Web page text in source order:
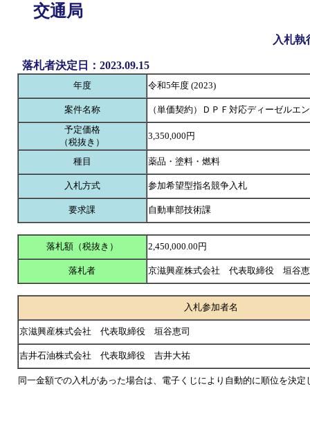
交通局
入札執
落札者決定日：2023.09.15
年度 令和5年度 (2023)
案件名称
（単価契約）ＤＰＦ対応ディーゼルエ
予定価格
（税抜き）
3,350,000円
種目 薬品・塗料・燃料
入札方式 参加希望型指名競争入札
要求課 自動車部技術課
落札額（税抜き） 2,450,000.00円
落札者 京滋興産株式会社 代表取締役 垣谷
入札参加者名
京滋興産株式会社 代表取締役 垣谷恵司
吉井石油株式会社 代表取締役 吉井大祐
同一金額での入札があった場合は、電子くじにより自動的に順位を決定